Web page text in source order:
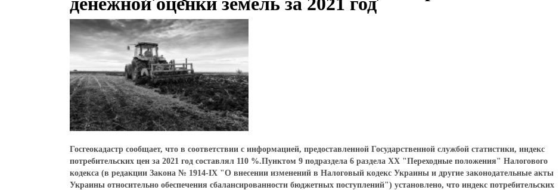
Госгеокадастр сообщает, что в соответствии с информацией, предоставленной Государственной службой статистики, индекс
потребительских цен за 2021 год составлял 110 %.Пунктом 9 подраздела 6 раздела ХХ "Переходные положения" Налогового
кодекса (в редакции Закона № 1914-IX "О внесении изменений в Налоговый кодекс Украины и другие законодательные акты
Украины относительно обеспечения сбалансированности бюджетных поступлений") установлено, что индекс потребительских